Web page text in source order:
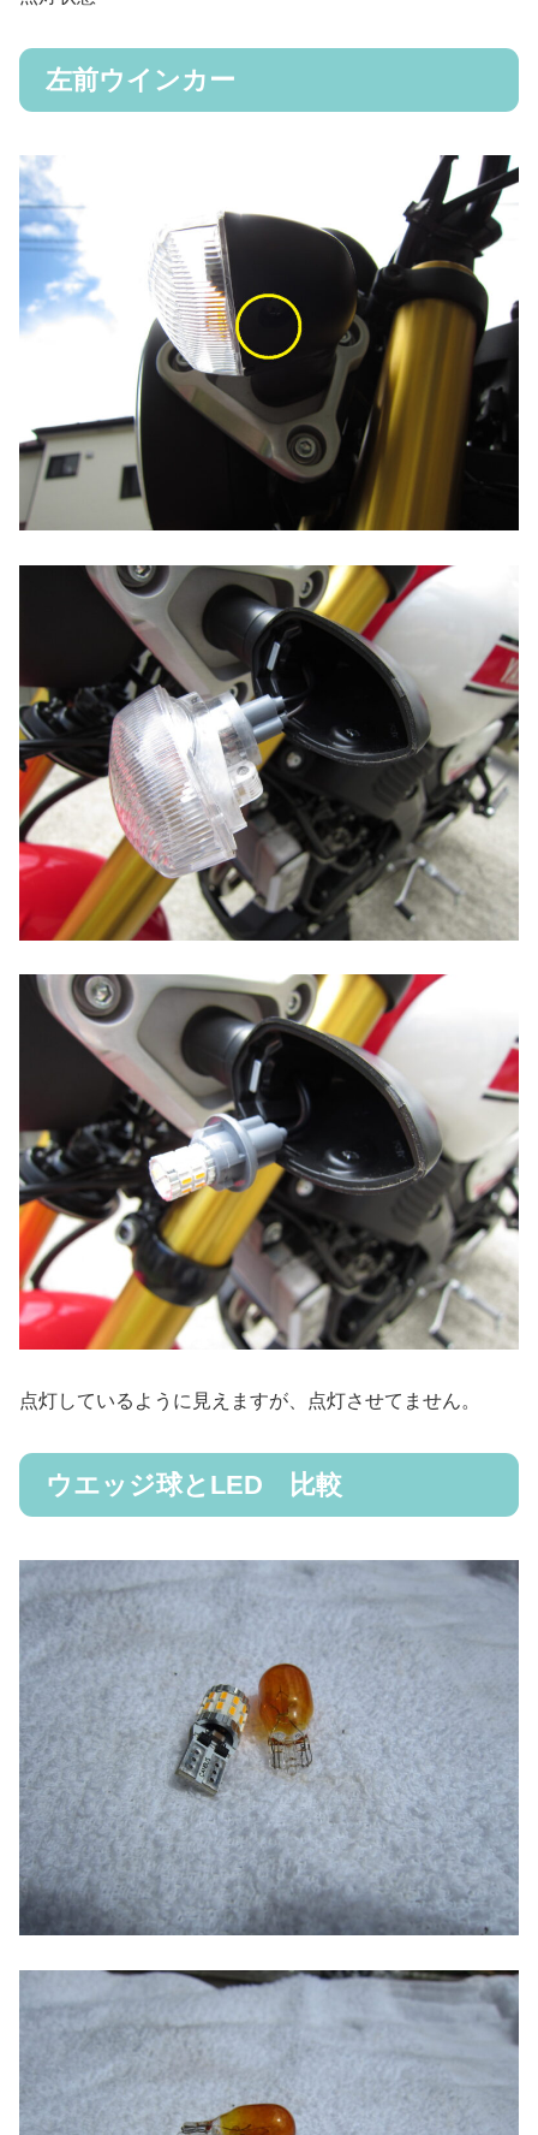
左前ウインカー
点灯しているように見えますが、点灯させてません。
ウエッジ球とLED 比較